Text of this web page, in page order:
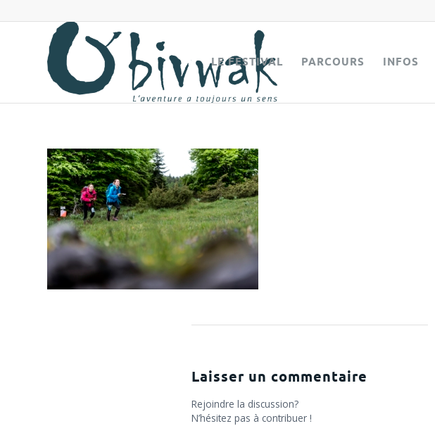
LE FESTIVAL PARCOURS INFOS
Laisser un commentaire
Rejoindre la discussion?
N’hésitez pas à contribuer !